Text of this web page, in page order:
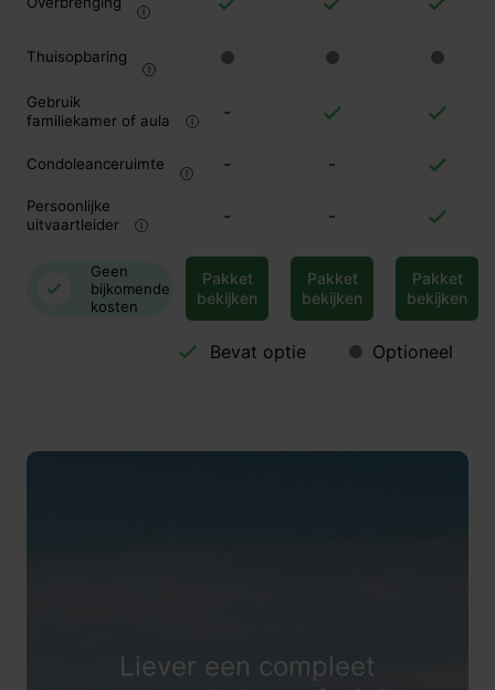
Thuisopbaring
Gebruik
familiekamer of aula
-
Condoleanceruimte - -
Persoonlijke
uitvaartleider
- -
Geen
bijkomende
kosten
Pakket
bekijken
Pakket
bekijken
Pakket
bekijken
Bevat optie Optioneel
Liever een compleet